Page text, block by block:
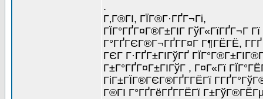
.
Г‚Г®ГІ, ГЇГ®Г·ГҐГ¬Гі,
ГЇГ°ГҐГ¤Г®Г±ГІГ ГўГ«ГїГҐГ¬Г
Г°ГҐГЄГ®Г¬ГҐГ­Г¤Г Г¶ГЁГЁ, Г­ГҐ
ГЄГ Г·ГҐГ±ГІГўГҐ
Г±Г°ГҐГ¤Г±ГІГўГ , Г¤Г«Гї
ГіГ±ГЇГ®ГЄГ®ГҐГ­ГЁГї
Г®ГІ Г°ГҐГёГҐГ­ГЁГї